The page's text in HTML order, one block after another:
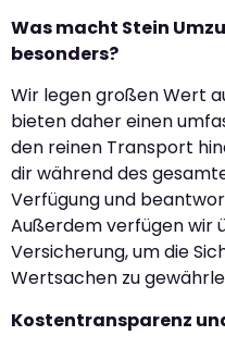
Was macht Stein
besonders?
Wir legen großen Wert
bieten daher einen
den reinen Transport
dir während des
Verfügung und
Außerdem verfügen wir
Versicherung, um die
Wertsachen zu
Kostentransparenz